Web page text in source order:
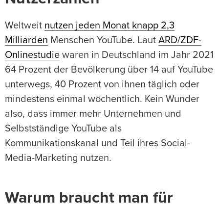
Weltweit nutzen jeden Monat knapp 2,3
Milliarden Menschen YouTube. Laut ARD/ZDF-
Onlinestudie waren in Deutschland im Jahr 2021
64 Prozent der Bevölkerung über 14 auf YouTube
unterwegs, 40 Prozent von ihnen täglich oder
mindestens einmal wöchentlich. Kein Wunder
also, dass immer mehr Unternehmen und
Selbstständige YouTube als
Kommunikationskanal und Teil ihres Social-
Media-Marketing nutzen.
Warum braucht man für